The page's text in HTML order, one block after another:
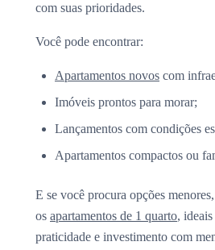
com suas prioridades.
Você pode encontrar:
Apartamentos novos com
Imóveis prontos para morar;
Lançamentos com condições
Apartamentos compactos ou
E se você procura opções
os apartamentos de 1 quarto,
praticidade e investimento com